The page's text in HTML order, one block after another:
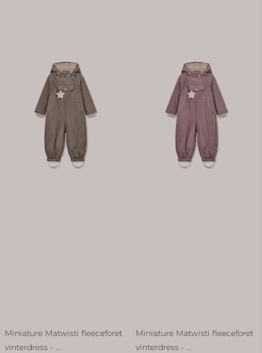
Miniature Matwisti fleeceforet
vinterdress - ...
Miniature Matwisti fleeceforet
vinterdress - ...